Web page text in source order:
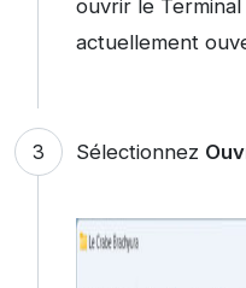
ouvrir le
actuellement
Sélectionnez